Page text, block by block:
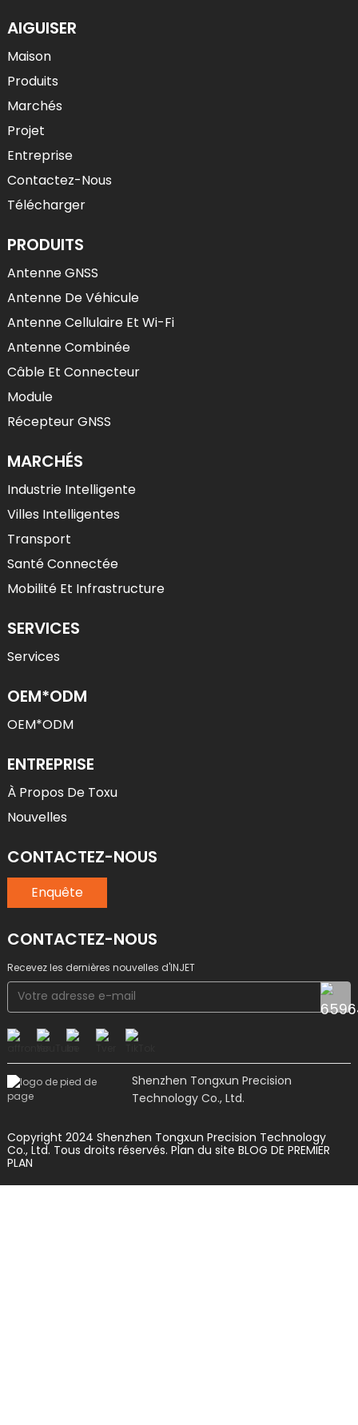
AIGUISER
Maison
Produits
Marchés
Projet
Entreprise
Contactez-Nous
Télécharger
PRODUITS
Antenne GNSS
Antenne De Véhicule
Antenne Cellulaire Et Wi-Fi
Antenne Combinée
Câble Et Connecteur
Module
Récepteur GNSS
MARCHÉS
Industrie Intelligente
Villes Intelligentes
Transport
Santé Connectée
Mobilité Et Infrastructure
SERVICES
Services
OEM*ODM
OEM*ODM
ENTREPRISE
À Propos De Toxu
Nouvelles
CONTACTEZ-NOUS
Enquête
CONTACTEZ-NOUS
Recevez les dernières nouvelles d'INJET
Shenzhen Tongxun Precision
Technology Co., Ltd.
Copyright 2024 Shenzhen Tongxun Precision Technology
Co., Ltd. Tous droits réservés. Plan du site BLOG DE PREMIER
PLAN